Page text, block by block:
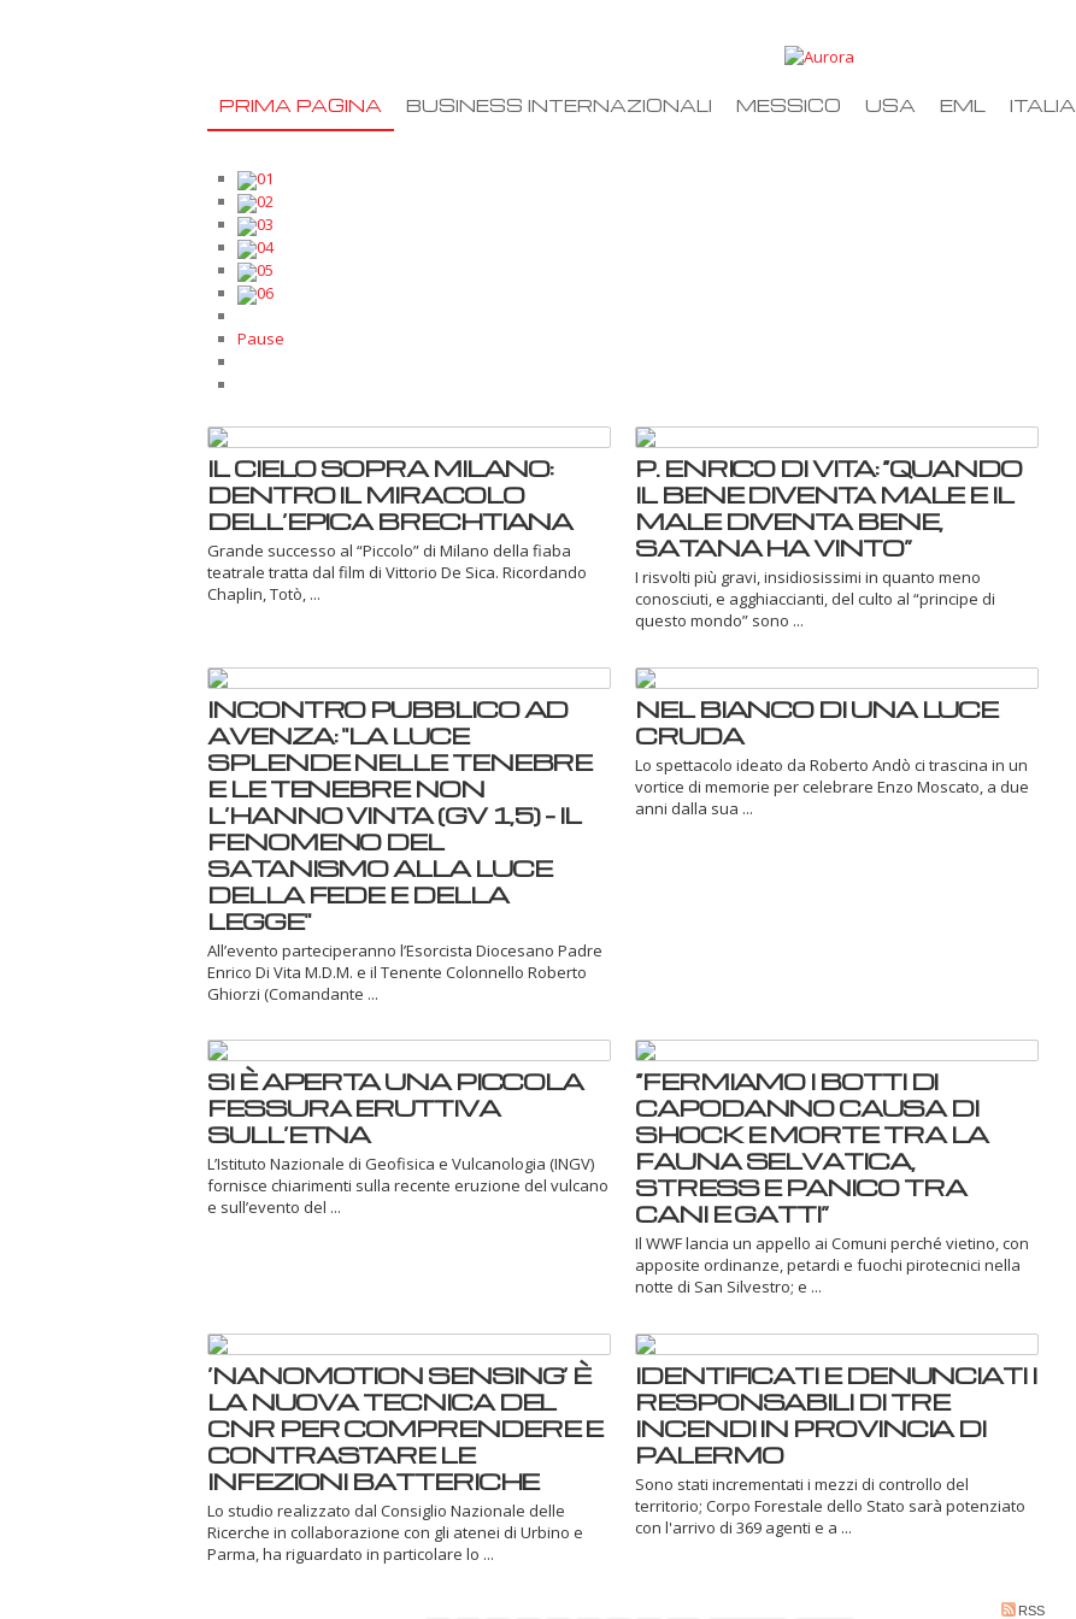
PRIMA PAGINA BUSINESS INTERNAZIONALI MESSICO USA EML ITALIA
01
02
03
04
05
06
Pause
IL CIELO SOPRA MILANO:
DENTRO IL MIRACOLO
DELL’EPICA BRECHTIANA
Grande successo al “Piccolo” di Milano della fiaba
teatrale tratta dal film di Vittorio De Sica. Ricordando
Chaplin, Totò, ...
P. ENRICO DI VITA: “QUANDO
IL BENE DIVENTA MALE E IL
MALE DIVENTA BENE,
SATANA HA VINTO”
I risvolti più gravi, insidiosissimi in quanto meno
conosciuti, e agghiaccianti, del culto al “principe di
questo mondo” sono ...
INCONTRO PUBBLICO AD
AVENZA: "LA LUCE
SPLENDE NELLE TENEBRE
E LE TENEBRE NON
L’HANNO VINTA (GV 1,5) - IL
FENOMENO DEL
SATANISMO ALLA LUCE
DELLA FEDE E DELLA
LEGGE"
All’evento parteciperanno l’Esorcista Diocesano Padre
Enrico Di Vita M.D.M. e il Tenente Colonnello Roberto
Ghiorzi (Comandante ...
NEL BIANCO DI UNA LUCE
CRUDA
Lo spettacolo ideato da Roberto Andò ci trascina in un
vortice di memorie per celebrare Enzo Moscato, a due
anni dalla sua ...
SI È APERTA UNA PICCOLA
FESSURA ERUTTIVA
SULL’ETNA
L’Istituto Nazionale di Geofisica e Vulcanologia (INGV)
fornisce chiarimenti sulla recente eruzione del vulcano
e sull’evento del ...
“FERMIAMO I BOTTI DI
CAPODANNO CAUSA DI
SHOCK E MORTE TRA LA
FAUNA SELVATICA,
STRESS E PANICO TRA
CANI E GATTI”
Il WWF lancia un appello ai Comuni perché vietino, con
apposite ordinanze, petardi e fuochi pirotecnici nella
notte di San Silvestro; e ...
‘NANOMOTION SENSING’ È
LA NUOVA TECNICA DEL
CNR PER COMPRENDERE E
CONTRASTARE LE
INFEZIONI BATTERICHE
Lo studio realizzato dal Consiglio Nazionale delle
Ricerche in collaborazione con gli atenei di Urbino e
Parma, ha riguardato in particolare lo ...
IDENTIFICATI E DENUNCIATI I
RESPONSABILI DI TRE
INCENDI IN PROVINCIA DI
PALERMO
Sono stati incrementati i mezzi di controllo del
territorio; Corpo Forestale dello Stato sarà potenziato
con l'arrivo di 369 agenti e a ...
RSS